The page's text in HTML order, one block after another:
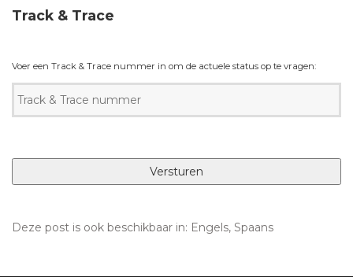
Track & Trace
Voer een Track & Trace nummer in om de actuele status op te vragen:
Deze post is ook beschikbaar in: Engels Spaans